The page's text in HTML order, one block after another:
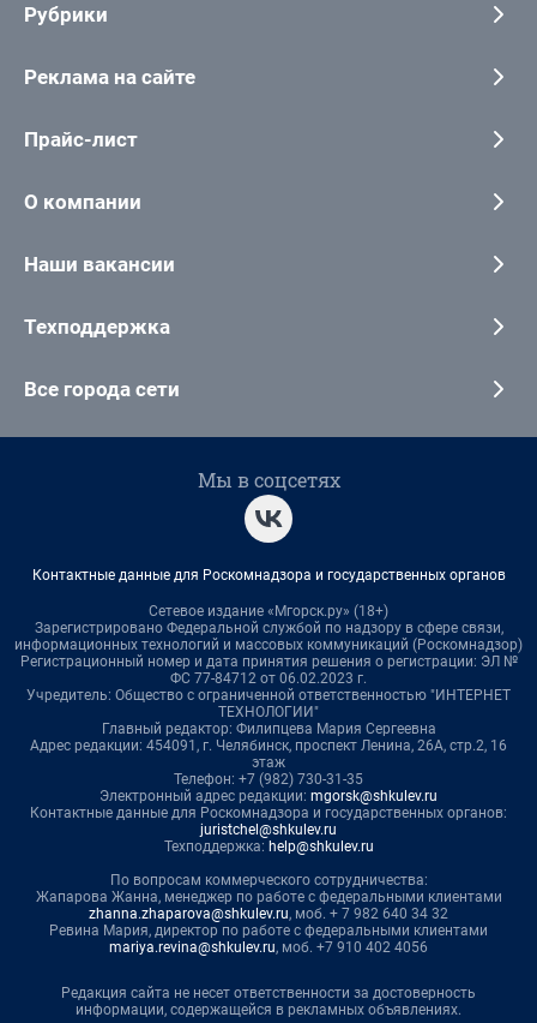
Рубрики
Реклама на сайте
Прайс-лист
О компании
Наши вакансии
Техподдержка
Все города сети
Мы в соцсетях
Контактные данные для Роскомнадзора и государственных органов
Сетевое издание «Мгорск.ру» (18+)
Зарегистрировано Федеральной службой по надзору в сфере связи,
информационных технологий и массовых коммуникаций (Роскомнадзор)
Регистрационный номер и дата принятия решения о регистрации: ЭЛ №
ФС 77-84712 от 06.02.2023 г.
Учредитель: Общество с ограниченной ответственностью "ИНТЕРНЕТ
ТЕХНОЛОГИИ"
Главный редактор: Филипцева Мария Сергеевна
Адрес редакции: 454091, г. Челябинск, проспект Ленина, 26А, стр.2, 16
этаж
Телефон: +7 (982) 730-31-35
Электронный адрес редакции: mgorsk@shkulev.ru
Контактные данные для Роскомнадзора и государственных органов:
juristchel@shkulev.ru
Техподдержка: help@shkulev.ru
По вопросам коммерческого сотрудничества:
Жапарова Жанна, менеджер по работе с федеральными клиентами
zhanna.zhaparova@shkulev.ru, моб. + 7 982 640 34 32
Ревина Мария, директор по работе с федеральными клиентами
mariya.revina@shkulev.ru, моб. +7 910 402 4056
Редакция сайта не несет ответственности за достоверность
информации, содержащейся в рекламных объявлениях.